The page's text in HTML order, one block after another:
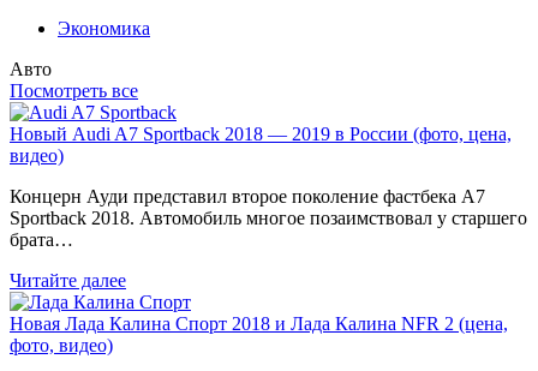
Экономика
Авто
Посмотреть все
Новый Audi A7 Sportback 2018 — 2019 в России (фото, цена,
видео)
Концерн Ауди представил второе поколение фастбека A7
Sportback 2018. Автомобиль многое позаимствовал у старшего
брата…
Читайте далее
Новая Лада Калина Спорт 2018 и Лада Калина NFR 2 (цена,
фото, видео)